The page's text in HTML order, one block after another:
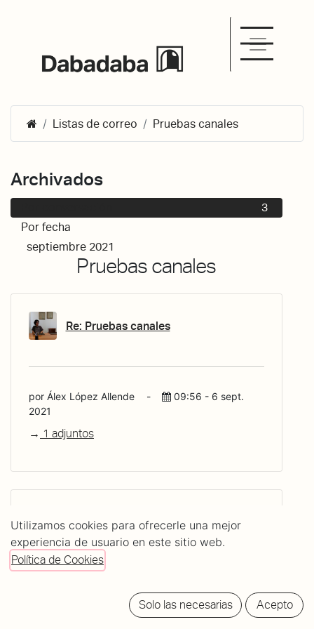
Listas de correo Pruebas canales
Archivados
3
Por fecha
septiembre 2021
Pruebas canales
Re: Pruebas canales
por Álex López Allende -
09:56 - 6 sept.
2021
1 adjuntos
Re: Pruebas canales
Probandoooooasfasgasdgag
por Álex López Allende -
09:54 - 6 sept.
Utilizamos cookies para ofrecerle una mejor
experiencia de usuario en este sitio web.
Política de Cookies
Solo las necesarias Acepto